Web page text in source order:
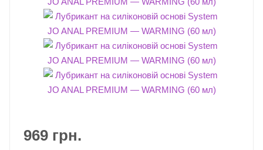
969 грн.